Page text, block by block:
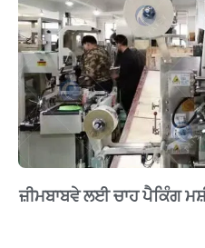
ਜ਼ੀਮਬਾਬਵੇ ਲਈ ਚਾਹ ਪੈਕਿੰਗ